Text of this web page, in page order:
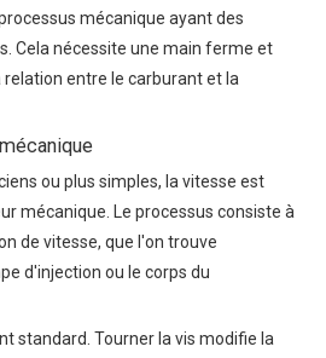
mécanique ayant des
Cela nécessite une main ferme et
entre le carburant et la
ou plus simples, la vitesse est
mécanique. Le processus consiste à
de vitesse, que l'on trouve
d'injection ou le corps du
standard. Tourner la vis modifie la